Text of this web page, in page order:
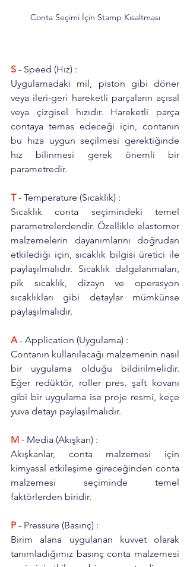
Conta Seçimi İçin Stamp Kısaltması
S - Speed (Hız) :
Uygulamadaki mil, piston gibi döner
veya ileri-geri hareketli parçaların açısal
veya çizgisel hızıdır. Hareketli parça
contaya temas edeceği için, contanın
bu hıza uygun seçilmesi gerektiğinde
hız bilinmesi gerek önemli bir
parametredir.
T - Temperature (Sıcaklık) :
Sıcaklık conta seçimindeki temel
parametrelerdendir. Özellikle elastomer
malzemelerin dayanımlarını doğrudan
etkilediği için, sıcaklık bilgisi üretici ile
paylaşılmalıdır. Sıcaklık dalgalanmaları,
pik sıcaklık, dizayn ve operasyon
sıcaklıkları gibi detaylar mümkünse
paylaşılmalıdır.
A - Application (Uygulama) :
Contanın kullanılacağı malzemenin nasıl
bir uygulama olduğu bildirilmelidir.
Eğer redüktör, roller pres, şaft kovanı
gibi bir uygulama ise proje resmi, keçe
yuva detayı paylaşılmalıdır.
M - Media (Akışkan) :
Akışkanlar, conta malzemesi için
kimyasal etkileşime gireceğinden conta
malzemesi seçiminde temel
faktörlerden biridir.
P - Pressure (Basınç) :
Birim alana uygulanan kuvvet olarak
tanımladığımız basınç conta malzemesi